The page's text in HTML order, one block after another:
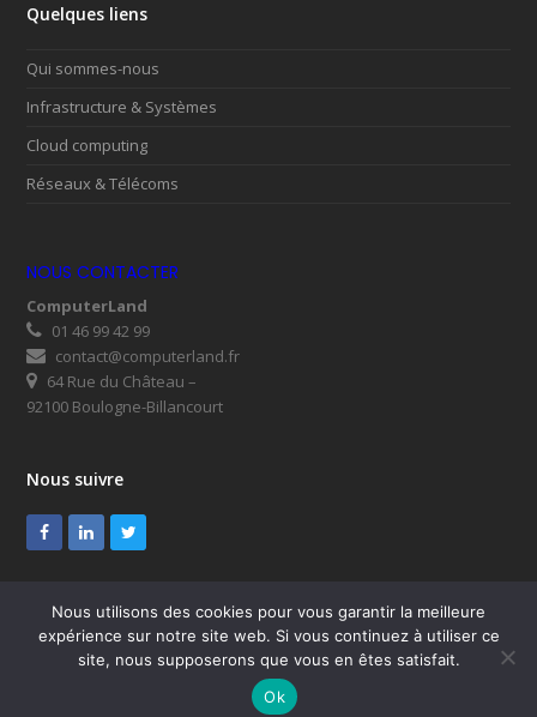
Quelques liens
Qui sommes-nous
Infrastructure & Systèmes
Cloud computing
Réseaux & Télécoms
NOUS CONTACTER
ComputerLand
01 46 99 42 99
contact@computerland.fr
64 Rue du Château –
92100 Boulogne-Billancourt
Nous suivre
Facebook
LinkedInTwitter
© ComputerLand 2026
SUPPORT
Mentions légales
Nous contacter
Nous utilisons des cookies pour vous garantir la meilleure
expérience sur notre site web. Si vous continuez à utiliser ce
site, nous supposerons que vous en êtes satisfait.
Ok